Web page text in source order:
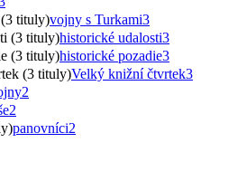
tituly)vojny s Turkami3
(3 tituly)historické udalosti3
(3 tituly)historické pozadie3
(3 tituly)Velký knižní čtvrtek3
2
2
panovníci2